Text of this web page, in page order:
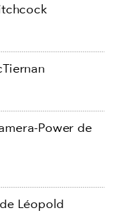
Power de
Léopold